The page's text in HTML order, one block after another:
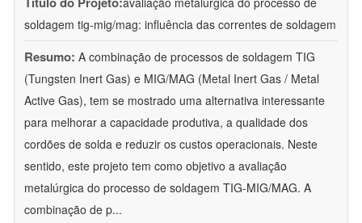
soldagem tig-mig/mag: influência das correntes de soldagem
Resumo: A combinação de processos de soldagem TIG
(Tungsten Inert Gas) e MIG/MAG (Metal Inert Gas / Metal
Active Gas), tem se mostrado uma alternativa interessante
para melhorar a capacidade produtiva, a qualidade dos
cordões de solda e reduzir os custos operacionais. Neste
sentido, este projeto tem como objetivo a avaliação
metalúrgica do processo de soldagem TIG-MIG/MAG. A
combinação de p...